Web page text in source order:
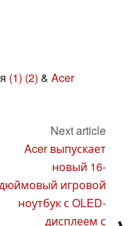
(1) (2) & Acer
Next article
Acer выпускает
новый 16-
игровой
ноутбук с OLED-
дисплеем с